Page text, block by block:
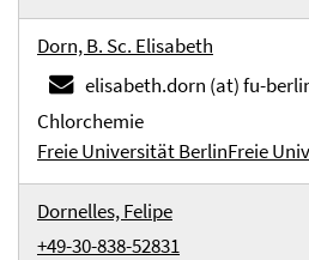
Dorn, B. Sc. Elisabeth
elisabeth.dorn (at) fu-
Chlorchemie
Freie Universität BerlinFreie
Dornelles, Felipe
+49-30-838-52831